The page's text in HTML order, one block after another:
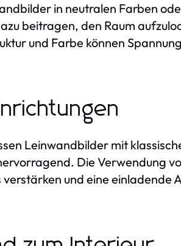
in neutralen Farben
beitragen, den Raum
und Farbe können
Leinwandbilder mit
Die Verwendung
und eine einladende